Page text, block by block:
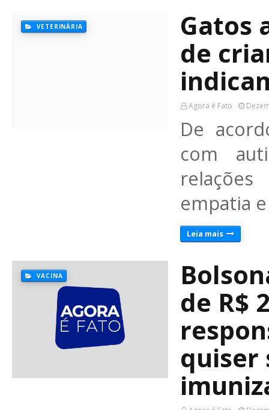
VETERINÁRIA
Gatos
de
Agora é Fato
De
com
empatia
Leia mais
VACINA
de R$
quiser